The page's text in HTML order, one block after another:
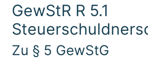
GewStR R 5.1
Zu § 5 GewStG